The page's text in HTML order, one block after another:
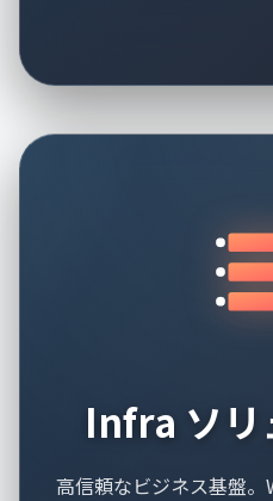
Infra ソリ
高信頼なビジネス基盤